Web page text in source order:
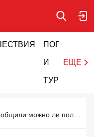
ПОГОДА
И
ТУРИЗМ
ЕЩЕ